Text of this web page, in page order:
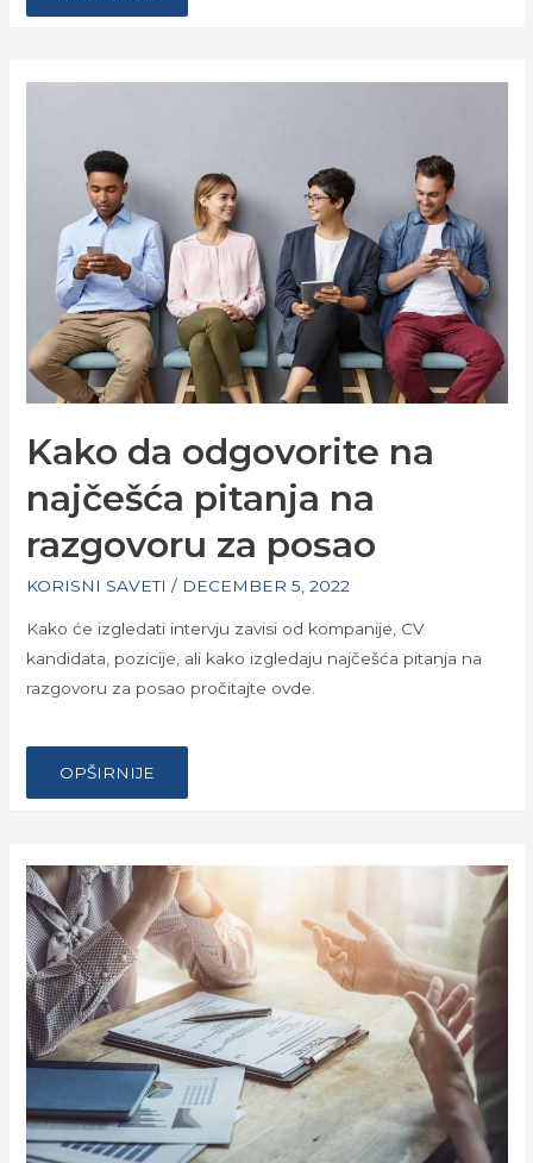
GERMANY
Kako da odgovorite na
najčešća pitanja na
razgovoru za posao
KORISNI SAVETI / DECEMBER 5, 2022
Kako će izgledati intervju zavisi od kompanije, CV
kandidata, pozicije, ali kako izgledaju najčešća pitanja na
razgovoru za posao pročitajte ovde.
…
KAKO
DA
ODGOVORITE
RAZGOVORU
ZA
POSAO
OPŠIRNIJE